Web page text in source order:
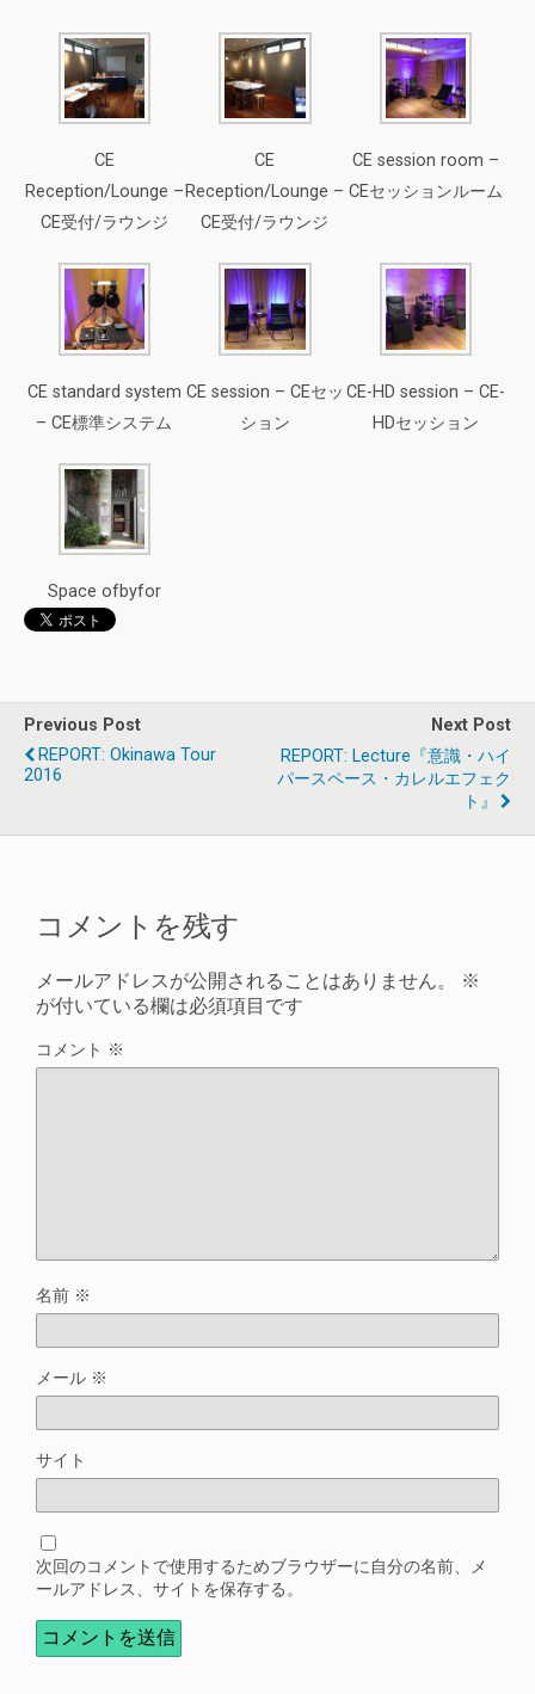
CE
Reception/Lounge –
CE受付/ラウンジ
CE
Reception/Lounge –
CE受付/ラウンジ
CE session room –
CEセッションルーム
CE standard system
– CE標準システム
CE session – CEセッ
ション
CE-HD session – CE-
HDセッション
Space ofbyfor
Previous Post
REPORT: Okinawa Tour
2016
Next Post
REPORT: Lecture『意識・ハイ
パースペース・カレルエフェク
ト』
コメントを残す
メールアドレスが公開されることはありません。
※
が付いている欄は必須項目です
コメント ※
名前 ※
メール ※
サイト
次回のコメントで使用するためブラウザーに自分の名前、メ
ールアドレス、サイトを保存する。